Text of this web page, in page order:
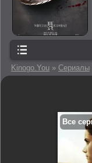
Kinogo.You » Сериалы